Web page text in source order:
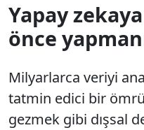
Yapay
önce
Milyarlarca veriyi
tatmin edici bir
gezmek gibi dışsal